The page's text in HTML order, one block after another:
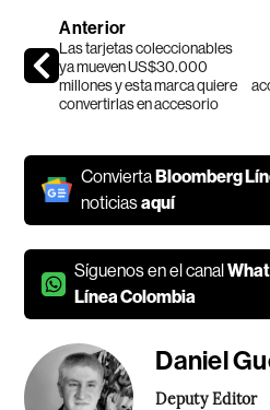
Anterior
Las tarjetas coleccionables
ya mueven US$30.000
millones y esta marca quiere
convertirlas en accesorio
ConviertaBloomberg
noticiasaquí
Síguenos en el canal
Línea Colombia
Daniel
Deputy Editor